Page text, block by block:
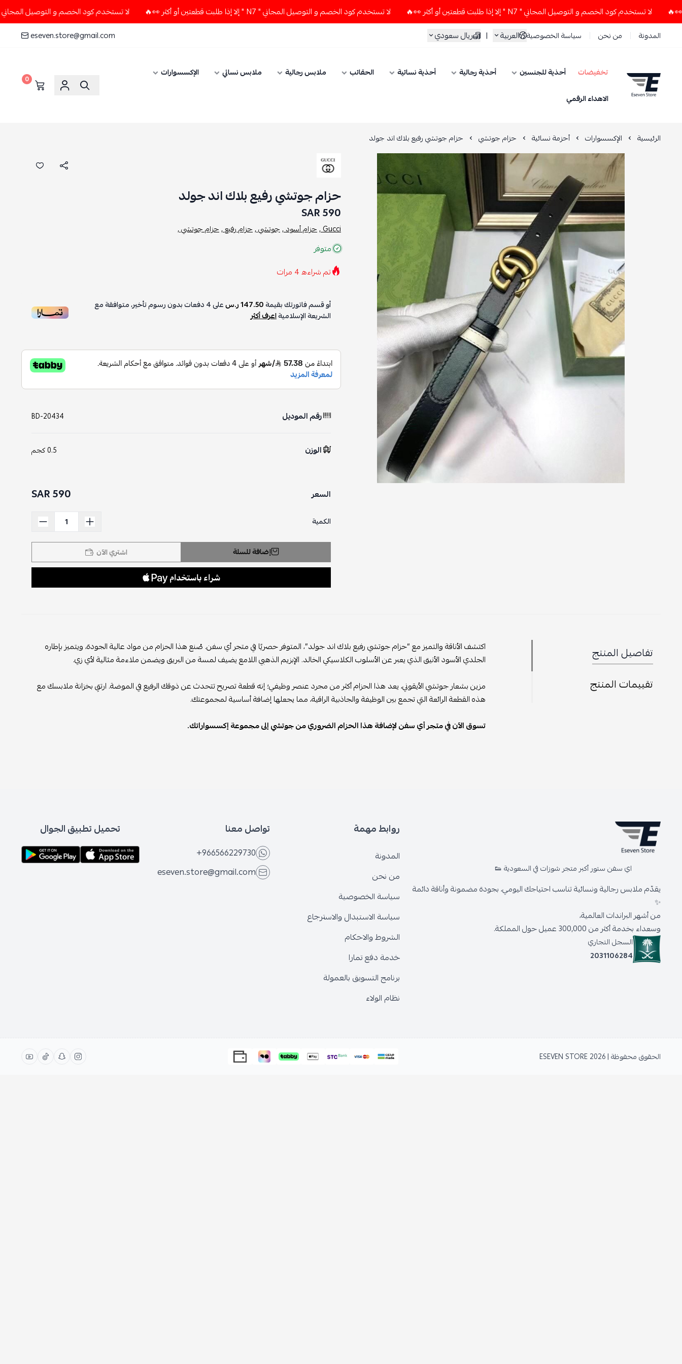
لا تستخدم كود الخصم و التوصيل المجاني " N7 " إلا إذا طلبت قطعتين أو أكثر 👀🔥 لا تستخدم كود الخصم و التوصيل المجاني " N7 " إلا إذا طلبت قطعتين أو أكثر 👀🔥 لا تستخدم كود الخصم و التوصيل المجاني " N7 " إلا إذا طلبت قطعتين أو أكثر 👀🔥
المدونة من نحن سياسة الخصوصية العربية | ريال سعودي eseven.store@gmail.com
ESEVEN STORE
تخفيضات أحذية للجنسين أحذية رجالية أحذية نسائية الحقائب ملابس رجالية ملابس نسائي
الإكسسوارات
الاهداء الرقمي
0
الرئيسية الإكسسوارات أحزمة نسائية حزام جوتشي حزام جوتشي رفيع بلاك اند جولد
حزام جوتشي رفيع بلاك اند جولد
590 SAR
Gucci , حزام أسود ,جوتشي ,حزام رفيع ,حزام جوتشي ,
متوفر
تم شراءه4 مرات
أو قسم فاتورتك بقيمة147.50 ر.س على4دفعات بدون رسوم تأخير، متوافقة مع
الشريعة الإسلاميةاعرف أكثر
رقم الموديل BD-20434
الوزن 0.5 كجم
السعر 590 SAR
الكمية
إضافة للسلة اشتري الآن
تفاصيل المنتج
تقييمات المنتج
اكتشف الأناقة والتميز مع “حزام جوتشي رفيع بلاك اند جولد”، المتوفر حصريًا في متجر أي سفن. صُنع هذا الحزام من مواد عالية الجودة، ويتميز بإطاره
الجلدي الأسود الأنيق الذي يعبر عن الأسلوب الكلاسيكي الخالد. الإبزيم الذهبي اللامع يضيف لمسة من البريق ويضمن ملاءمة مثالية لأي زي.
مزين بشعار جوتشي الأيقوني، يعد هذا الحزام أكثر من مجرد عنصر وظيفي؛ إنه قطعة تصريح تتحدث عن ذوقك الرفيع في الموضة. ارتقِ بخزانة ملابسك مع
هذه القطعة الرائعة التي تجمع بين الوظيفة والجاذبية الراقية، مما يجعلها إضافة أساسية لمجموعتك.
تسوق الآن في متجر أي سفن لإضافة هذا الحزام الضروري من جوتشي إلى مجموعة إكسسواراتك.
اي سفن ستور أكبر متجر شوزات في السعودية 👟
يقدّم ملابس رجالية ونسائية تناسب احتياجك اليومي، بجودة مضمونة وأناقة دائمة
✨
من أشهر البراندات العالمية،
وسعداء بخدمة أكثر من 300,000 عميل حول المملكة.
السجل التجاري
2031106284
روابط مهمة
المدونة
من نحن
سياسة الخصوصية
سياسة الاستبدال والاسترجاع
الشروط والاحكام
خدمة دفع تمارا
برنامج التسويق بالعمولة
نظام الولاء
تواصل معنا
+966566229730
eseven.store@gmail.com
تحميل تطبيق الجوال
الحقوق محفوظة | 2026 ESEVEN STORE